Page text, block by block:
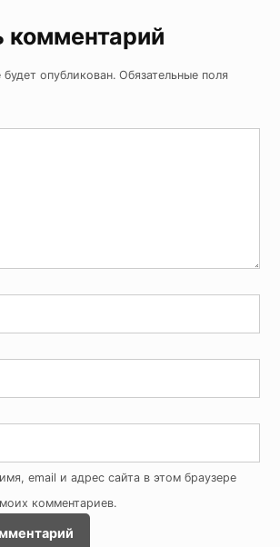
комментарий
опубликован. Обязательные поля
email и адрес сайта в этом браузере
комментариев.